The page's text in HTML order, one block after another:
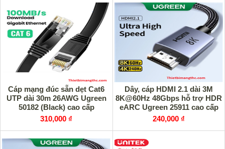
Cáp mạng đúc sẵn dẹt Cat6
UTP dài 30m 26AWG Ugreen
50182 (Black) cao cấp
310,000 ₫
Dây, cáp HDMI 2.1 dài 3M
8K@60Hz 48Gbps hỗ trợ HDR
eARC Ugreen 25911 cao cấp
240,000 ₫